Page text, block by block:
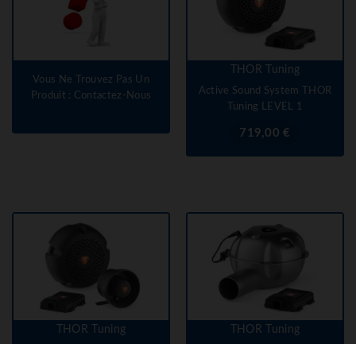
Vous Ne Trouvez Pas Un
Produit : Contactez-Nous
THOR Tuning
Active Sound System THOR
Tuning LEVEL 1
Prix
719,00 €
THOR Tuning THOR Tuning